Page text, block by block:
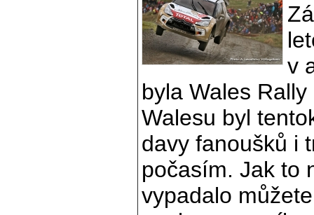
v
byla Wales
Walesu byl
davy fanoušků i
počasím. Jak to
vypadalo